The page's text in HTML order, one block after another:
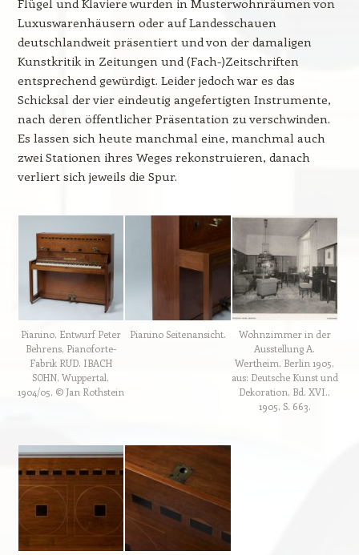
Luxuswarenhäusern oder auf Landesschauen
deutschlandweit präsentiert und von der damaligen
Kunstkritik in Zeitungen und (Fach-)Zeitschriften
entsprechend gewürdigt. Leider jedoch war es das
Schicksal der vier eindeutig angefertigten Instrumente,
nach deren öffentlicher Präsentation zu verschwinden.
Es lassen sich heute manchmal eine, manchmal auch
zwei Stationen ihres Weges rekonstruieren, danach
verliert sich jeweils die Spur.
Pianino, Entwurf Peter
Behrens, Pianoforte-
Fabrik RUD. IBACH
SOHN, Wuppertal,
1904/05, © Jan Rothstein
Pianino Seitenansicht.
Wohnzimmer in der
Ausstellung A.
Wertheim, Berlin 1905,
aus: Deutsche Kunst und
Dekoration, Bd. XVI.,
1905, S. 663.